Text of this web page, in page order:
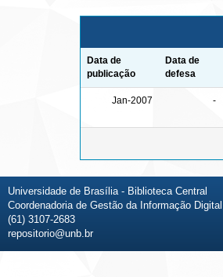
Data de
publicação
Data de
defesa
Jan-2007 -
Universidade de Brasília - Biblioteca Central
Coordenadoria de Gestão da Informação
(61) 3107-2683
repositorio@unb.br